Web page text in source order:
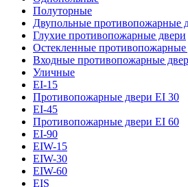
Полуторные
Двупольные противопожарные
Глухие противопожарные двери
Остекленные противопожарные
Входные противопожарные
Уличные
EI-15
Противопожарные двери EI 30
EI-45
Противопожарные двери EI 60
EI-90
EIW-15
EIW-30
EIW-60
EIS